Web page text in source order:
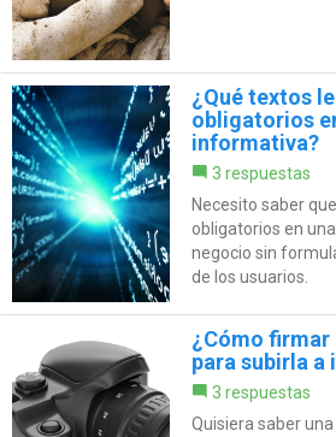
¿Qué textos
obligatorios
informativa?
3 respuestas
Necesito saber
obligatorios en
negocio sin
de los usuarios.
¿Cómo
para subirla a
3 respuestas
Quisiera saber